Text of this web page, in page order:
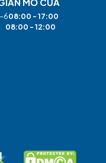
608:00 - 17:00
08:00 - 12:00